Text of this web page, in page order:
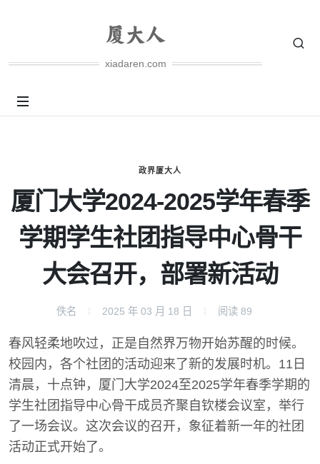
xiadaren.com
政界厦大人
厦门大学2024-2025学年春季
学期学生社团指导中心骨干
大会召开，部署新活动
佚名 2025 年 03 月 18 日 阅读 89
春风轻柔地吹过，正是自然界万物开始苏醒的时候。
校园内，各个社团的活动迎来了新的发展时机。11日
清晨，十点钟，厦门大学2024至2025学年春季学期的
学生社团指导中心骨干成员齐聚自钦楼会议室，举行
了一场会议。这次会议的召开，象征着新一年的社团
活动正式开始了。